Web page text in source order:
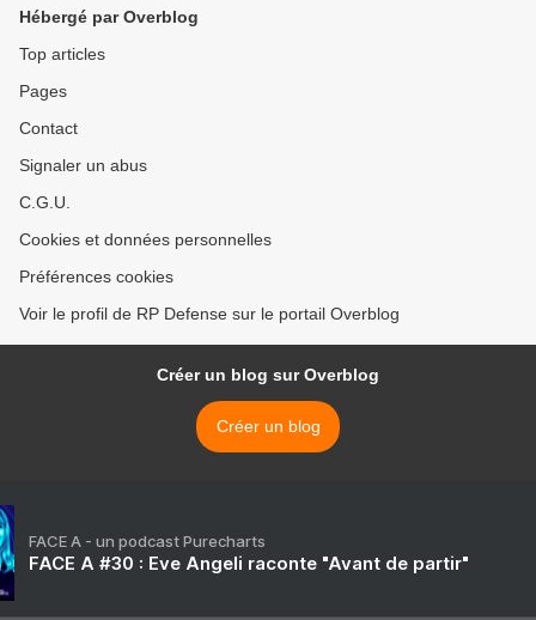
Hébergé par Overblog
Top articles
Pages
Contact
Signaler un abus
C.G.U.
Cookies et données personnelles
Préférences cookies
Voir le profil de RP Defense sur le portail Overblog
Créer un blog sur Overblog
Créer un blog
FACE A - un podcast Purecharts
FACE A #30 : Eve Angeli raconte "Avant de partir"